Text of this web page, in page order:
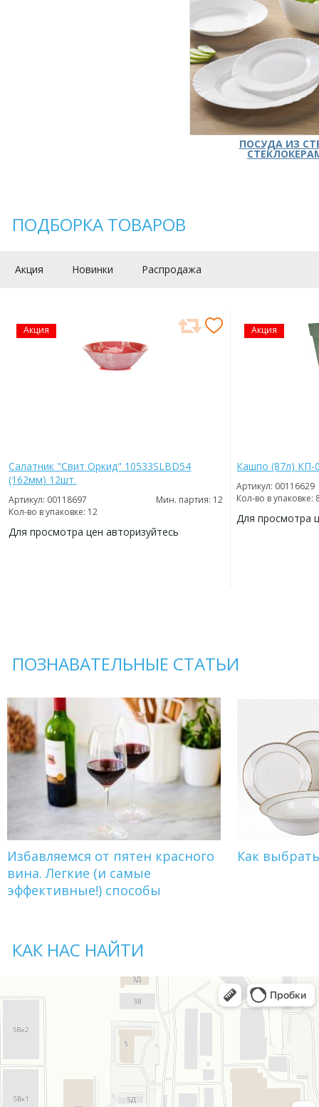
ПОСУДА ИЗ
ПОДБОРКА ТОВАРОВ
Акция Новинки Распродажа
Акция
Салатник "Свит Оркид" 10533SLBD54
(162мм) 12шт.
Артикул: 00118697
Мин. партия: 12
Кол-во в упаковке: 12
Для просмотра цен авторизуйтесь
Акция
Кашпо (87л) КП-
Артикул: 00116629
Кол-во в упаковке:
Для просмотра
ПОЗНАВАТЕЛЬНЫЕ СТАТЬИ
Избавляемся от пятен красного
вина. Легкие (и самые
эффективные!) способы
Как
КАК НАС НАЙТИ